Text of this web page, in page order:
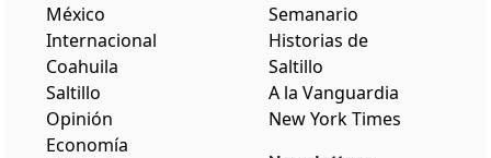
México
Internacional
Coahuila
Saltillo
Opinión
Economía
Semanario
Historias de
Saltillo
A la Vanguardia
New York Times